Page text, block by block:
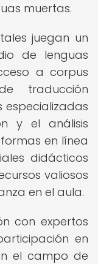
muertas.
juegan un
de lenguas
a corpus
traducción
y el análisis
en línea
didácticos
valiosos
en el aula.
con expertos
en
el campo de